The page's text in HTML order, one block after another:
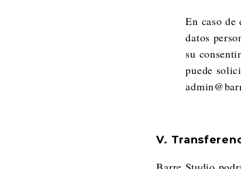
En caso de
datos
su
puede
V.